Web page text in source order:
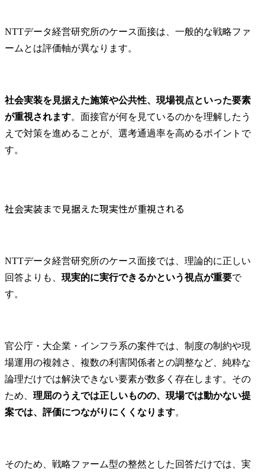
NTTデータ経営研究所のケース面接は、一般的な戦略ファ
ームとは評価軸が異なります。
社会実装を見据えた施策や公共性、現場視点といった要素
が重視されます。面接官が何を見ているのかを理解したう
えで対策を進めることが、選考通過率を高めるポイントで
す。
社会実装まで見据えた現実性が重視される
NTTデータ経営研究所のケース面接では、理論的に正しい
回答よりも、 現実的に実行できるかという視点が重要で
す。
官公庁・大企業・インフラ系の案件では、制度の制約や現
場運用の複雑さ、複数の利害関係者との調整など、純粋な
論理だけでは解決できない要素が数多く存在します。その
ため、 理屈のうえでは正しいものの、現場では動かない提
案では、評価につながりにくくなります。
そのため、戦略ファーム型の整然とした回答だけでは、実